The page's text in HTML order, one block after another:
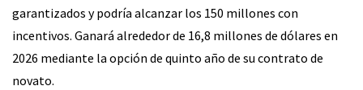
garantizados y podría alcanzar los 150 millones con
incentivos. Ganará alrededor de 16,8 millones de dólares en
2026 mediante la opción de quinto año de su contrato de
novato.